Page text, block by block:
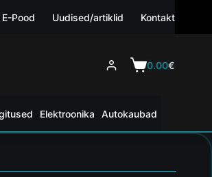
E-Pood Uudised/artiklid Kontakt
0.00€
Elektroonika Autokaubad